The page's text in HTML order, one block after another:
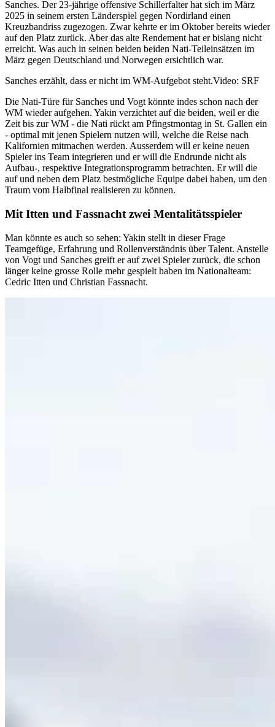
Sanches. Der 23-jährige offensive Schillerfalter hat sich im März
2025 in seinem ersten Länderspiel gegen Nordirland einen
Kreuzbandriss zugezogen. Zwar kehrte er im Oktober bereits wieder
auf den Platz zurück. Aber das alte Rendement hat er bislang nicht
erreicht. Was auch in seinen beiden beiden Nati-Teileinsätzen im
März gegen Deutschland und Norwegen ersichtlich war.
Sanches erzählt, dass er nicht im WM-Aufgebot steht.Video: SRF
Die Nati-Türe für Sanches und Vogt könnte indes schon nach der
WM wieder aufgehen. Yakin verzichtet auf die beiden, weil er die
Zeit bis zur WM - die Nati rückt am Pfingstmontag in St. Gallen ein
- optimal mit jenen Spielern nutzen will, welche die Reise nach
Kalifornien mitmachen werden. Ausserdem will er keine neuen
Spieler ins Team integrieren und er will die Endrunde nicht als
Aufbau-, respektive Integrationsprogramm betrachten. Er will die
auf und neben dem Platz bestmögliche Equipe dabei haben, um den
Traum vom Halbfinal realisieren zu können.
Mit Itten und Fassnacht zwei Mentalitätsspieler
Man könnte es auch so sehen: Yakin stellt in dieser Frage
Teamgefüge, Erfahrung und Rollenverständnis über Talent. Anstelle
von Vogt und Sanches greift er auf zwei Spieler zurück, die schon
länger keine grosse Rolle mehr gespielt haben im Nationalteam:
Cedric Itten und Christian Fassnacht.